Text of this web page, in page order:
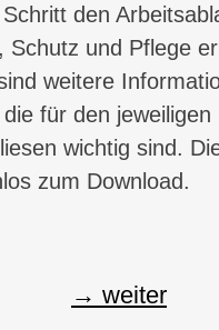
den
Schutz und Pflege
weitere
für den jeweiligen
wichtig sind.
zum Download.
weiter